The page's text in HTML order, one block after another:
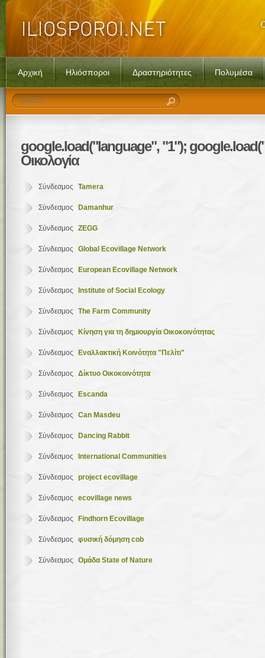
Αρχική Ηλιόσποροι Δραστηριότητες Πολυμέσα
google.load("language", "1");
Οικολογία
Σύνδεσμος Tamera
Σύνδεσμος Damanhur
Σύνδεσμος ZEGG
Σύνδεσμος Global Ecovillage Network
Σύνδεσμος European Ecovillage Network
Σύνδεσμος Institute of Social Ecology
Σύνδεσμος The Farm Community
Σύνδεσμος Κίνηση για τη δημιουργία Οικοκοινότητας
Σύνδεσμος Εναλλακτική Κοινότητα "Πελίτι"
Σύνδεσμος Δίκτυο Οικοκοινότητα
Σύνδεσμος Escanda
Σύνδεσμος Can Masdeu
Σύνδεσμος Dancing Rabbit
Σύνδεσμος International Communities
Σύνδεσμος project ecovillage
Σύνδεσμος ecovillage news
Σύνδεσμος Findhorn Ecovillage
Σύνδεσμος φυσική δόμηση cob
Σύνδεσμος Ομάδα State of Nature